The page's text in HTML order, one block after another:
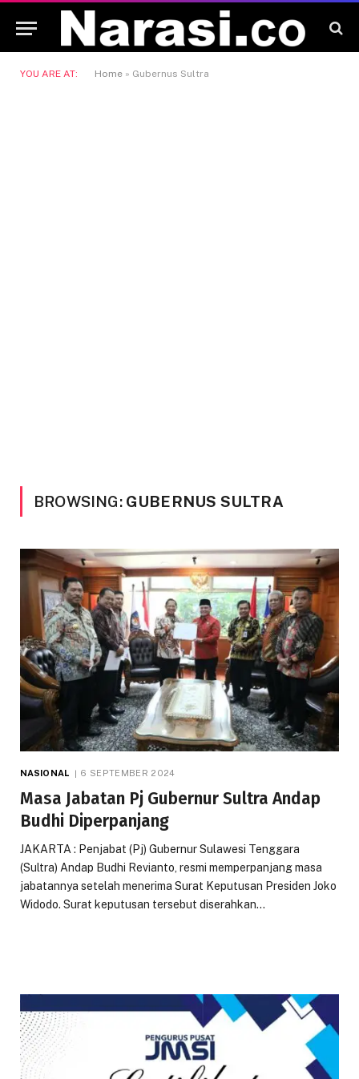
YOU ARE AT: Home » Gubernus Sultra
BROWSING: GUBERNUS SULTRA
NASIONAL 6 SEPTEMBER 2024
Masa Jabatan Pj Gubernur Sultra Andap
Budhi Diperpanjang
JAKARTA : Penjabat (Pj) Gubernur Sulawesi Tenggara
(Sultra) Andap Budhi Revianto, resmi memperpanjang masa
jabatannya setelah menerima Surat Keputusan Presiden Joko
Widodo. Surat keputusan tersebut diserahkan…